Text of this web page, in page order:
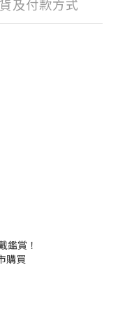
及付款方式
鑑賞！
購買